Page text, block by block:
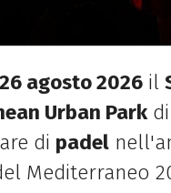
agosto 2026il
Urban Parkdi
di padel
Mediterraneo